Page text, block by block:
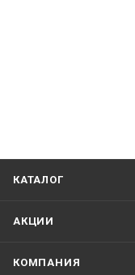
КАТАЛОГ
АКЦИИ
КОМПАНИЯ